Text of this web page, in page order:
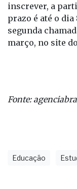
inscrever, a
prazo é até o
segunda
março, no site do
Fonte:
Educação